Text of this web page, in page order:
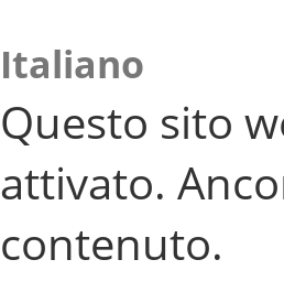
Italiano
Questo sito
attivato.
contenuto.